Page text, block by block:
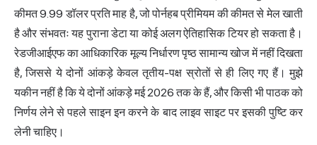
कीमत 9.99 डॉलर प्रति माह है, जो पोर्नहब प्रीमियम की कीमत से मेल खाती
है और संभवतः यह पुराना डेटा या कोई अलग ऐतिहासिक टियर हो सकता है।
रेडजीआईएफ का आधिकारिक मूल्य निर्धारण पृष्ठ सामान्य खोज में नहीं दिखता
है, जिससे ये दोनों आंकड़े केवल तृतीय-पक्ष स्रोतों से ही लिए गए हैं। मुझे
यकीन नहीं है कि ये दोनों आंकड़े मई 2026 तक के हैं, और किसी भी पाठक को
निर्णय लेने से पहले साइन इन करने के बाद लाइव साइट पर इसकी पुष्टि कर
लेनी चाहिए।